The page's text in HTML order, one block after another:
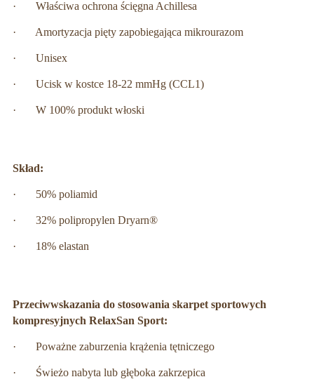
· Właściwa ochrona ścięgna Achillesa
· Amortyzacja pięty zapobiegająca mikrourazom
· Unisex
· Ucisk w kostce 18-22 mmHg (CCL1)
· W 100% produkt włoski
Skład:
· 50% poliamid
· 32% polipropylen Dryarn®
· 18% elastan
Przeciwwskazania do stosowania skarpet sportowych
kompresyjnych RelaxSan Sport:
· Poważne zaburzenia krążenia tętniczego
· Świeżo nabyta lub głęboka zakrzepica